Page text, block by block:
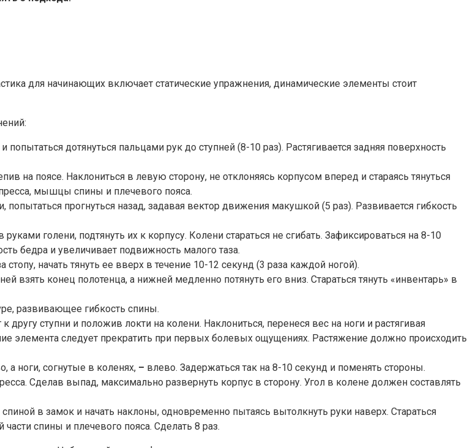
для начинающих включает статические упражнения, динамические элементы стоит
дотянуться пальцами рук до ступней (8-10 раз). Растягивается задняя поверхность
на поясе. Наклониться в левую сторону, не отклоняясь корпусом вперед и стараясь тянуться
мышцы спины и плечевого пояса.
попытаться прогнуться назад, задавая вектор движения макушкой (5 раз). Развивается гибкость
голени, подтянуть их к корпусу. Колени стараться не сгибать. Зафиксироваться на 8-10
бедра и увеличивает подвижность малого таза.
начать тянуть ее вверх в течение 10-12 секунд (3 раза каждой ногой).
взять конец полотенца, а нижней медленно потянуть его вниз. Стараться тянуть «инвентарь» в
развивающее гибкость спины.
другу ступни и положив локти на колени. Наклониться, перенеся вес на ноги и растягивая
элемента следует прекратить при первых болевых ощущениях. Растяжение должно происходить
а ноги, согнутые в коленях, – влево. Задержаться так на 8-10 секунд и поменять стороны.
Сделав выпад, максимально развернуть корпус в сторону. Угол в колене должен составлять
в замок и начать наклоны, одновременно пытаясь вытолкнуть руки наверх. Стараться
спины и плечевого пояса. Сделать 8 раз.